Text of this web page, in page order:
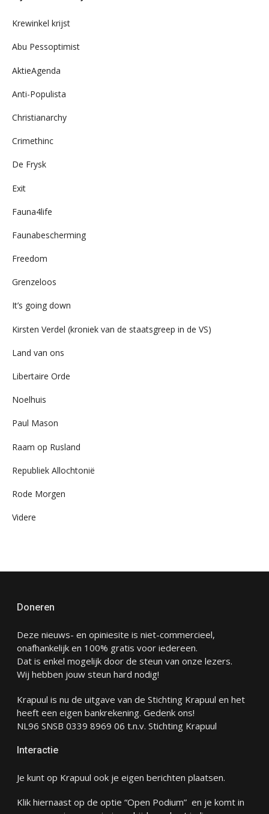
Krewinkel krijst
Abu Pessoptimist
AktieAgenda
Anti-Populista
Christianarchy
Crimethinc
De Frysk
Exit
Fauna4life
Faunabescherming
Freedom
Grenzeloos
It’s going down
Kirsten Verdel (kroniek van de staatsgreep in de VS)
Land van ons
Libertaire Orde
Noelhuis
Paul Mason
Raam op Rusland
Republiek Allochtonië
Rode Morgen
Videre
Doneren
Deze nieuws- en opiniesite is niet-commercieel,
onafhankelijk en 100% gratis voor iedereen.
Dat is enkel mogelijk door de steun van onze lezers.
Wij hebben jouw steun hard nodig!
Krapuul is nu de uitgave van de Stichting Krapuul en het
heeft een eigen bankrekening. Gedenk ons!
NL96 SNSB 0339 8969 06 t.n.v. Stichting Krapuul
Interactie
Je kunt op Krapuul ook je eigen berichten plaatsen.
Klik hiernaast op de optie “Open Podium” en je komt in